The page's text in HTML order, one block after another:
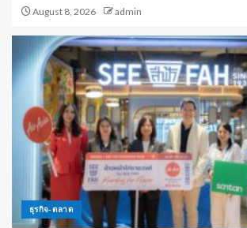
August 8, 2026 admin
ธุรกิจ-ตลาด